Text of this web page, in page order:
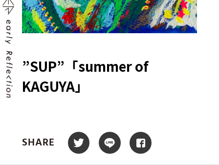
”SUP”「summer of
KAGUYA」
SHARE